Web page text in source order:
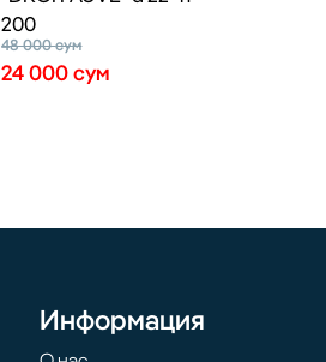
200
48 000сум
24 000сум
Информация